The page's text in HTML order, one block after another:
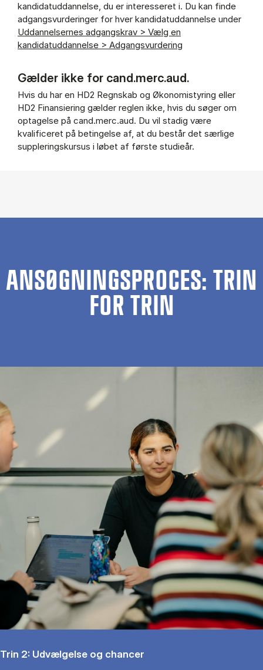
kandidatuddannelse, du er interesseret i. Du kan finde
adgangsvurderinger for hver kandidatuddannelse under
Uddannelsernes adgangskrav > Vælg en
kandidatuddannelse > Adgangsvurdering
Gælder ikke for cand.merc.aud.
Hvis du har en HD2 Regnskab og Økonomistyring eller
HD2 Finansiering gælder reglen ikke, hvis du søger om
optagelse på cand.merc.aud. Du vil stadig være
kvalificeret på betingelse af, at du består det særlige
suppleringskursus i løbet af første studieår.
ANSØGNINGSPROCES: TRIN
FOR TRIN
Trin 2: Udvælgelse og chancer